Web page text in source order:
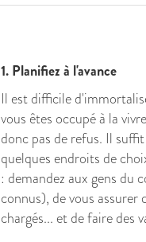
1. Planifiez à l'avance
Il est difficile
vous êtes occupé à la
donc pas de refus. Il
quelques endroits de
: demandez aux gens du
connus), de vous assurer
chargés... et de faire des